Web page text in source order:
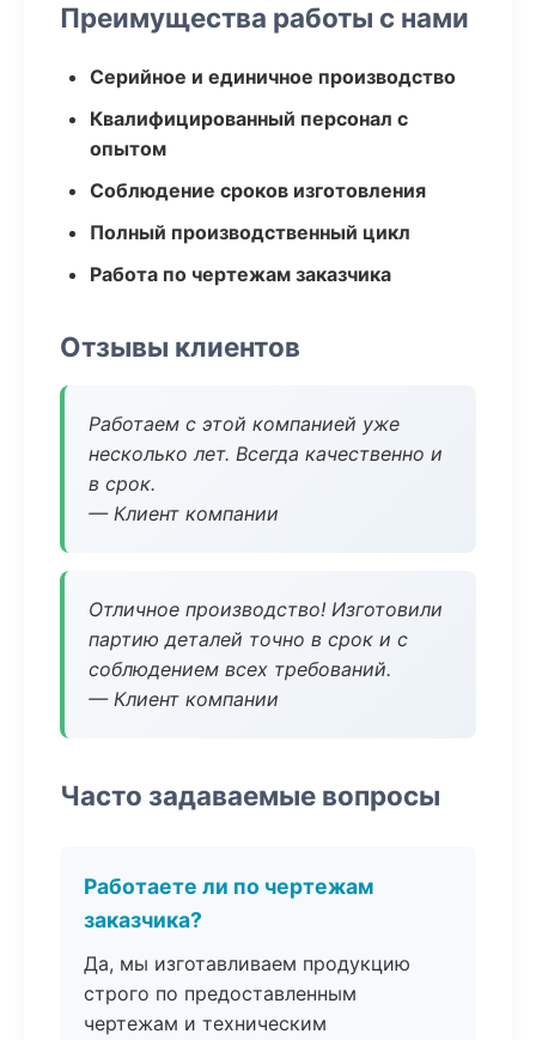
Преимущества работы с нами
Серийное и единичное производство
Квалифицированный персонал с
опытом
Соблюдение сроков изготовления
Полный производственный цикл
Работа по чертежам заказчика
Отзывы клиентов
Работаем с этой компанией уже
несколько лет. Всегда качественно и
в срок.
— Клиент компании
Отличное производство! Изготовили
партию деталей точно в срок и с
соблюдением всех требований.
— Клиент компании
Часто задаваемые вопросы
Работаете ли по чертежам
заказчика?
Да, мы изготавливаем продукцию
строго по предоставленным
чертежам и техническим